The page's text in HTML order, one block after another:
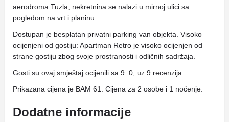
aerodroma Tuzla, nekretnina se nalazi u mirnoj ulici sa
pogledom na vrt i planinu.
Dostupan je besplatan privatni parking van objekta. Visoko
ocijenjeni od gostiju: Apartman Retro je visoko ocijenjen od
strane gostiju zbog svoje prostranosti i odličnih sadržaja.
Gosti su ovaj smještaj ocijenili sa 9. 0, uz 9 recenzija.
Prikazana cijena je BAM 61. Cijena za 2 osobe i 1 noćenje.
Dodatne informacije